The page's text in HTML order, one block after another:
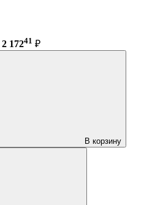
2 17241 ₽
В корзину